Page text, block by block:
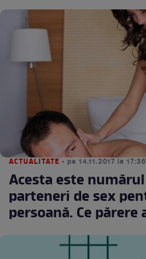
ACTUALITATE • pe 14.11.2017 la 17:36
Acesta este
parteneri de sex
persoană. Ce părere